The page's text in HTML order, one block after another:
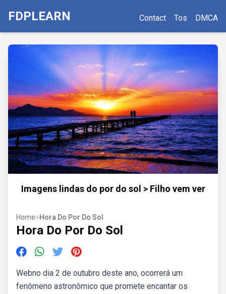
FDPLEARN Contact Tos DMCA
Imagens lindas do por do sol > Filho vem ver
Home>Hora Do Por Do Sol
Hora Do Por Do Sol
Webno dia 2 de outubro deste ano, ocorrerá um
fenômeno astronômico que promete encantar os